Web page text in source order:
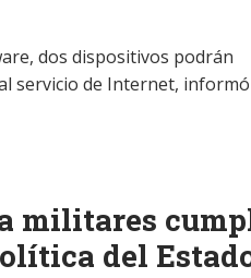
dos dispositivos podrán
servicio de Internet,
militares
del